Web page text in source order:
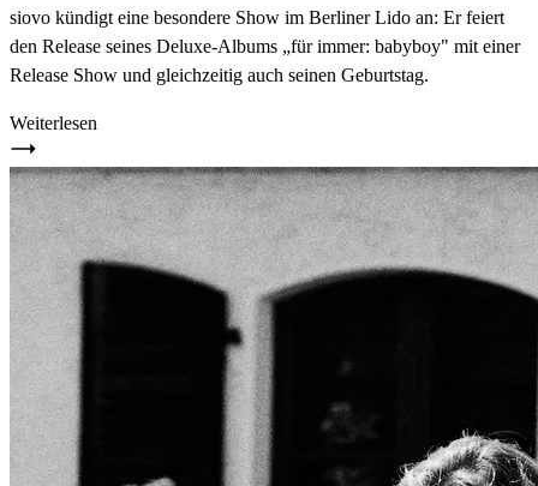
siovo kündigt eine besondere Show im Berliner Lido an: Er feiert
den Release seines Deluxe-Albums „für immer: babyboy" mit einer
Release Show und gleichzeitig auch seinen Geburtstag.
Weiterlesen